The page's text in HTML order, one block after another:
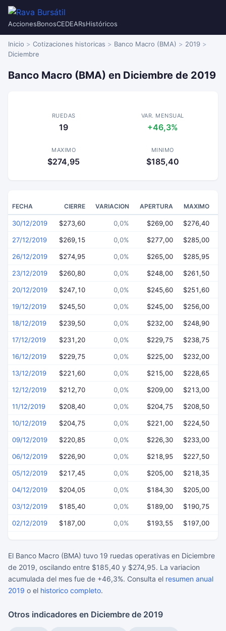
AccionesBonosCEDEARsHistóricos
Inicio Cotizaciones historicas Banco Macro (BMA)
2019
Diciembre
Banco Macro (BMA) en Diciembre de 2019
RUEDAS
19
VAR. MENSUAL
+46,3%
MAXIMO
$274,95
MINIMO
$185,40
FECHA CIERRE VARIACION APERTURA MAXIMO
30/12/2019 $273,60 0,0% $269,00 $276,40
27/12/2019 $269,15 0,0% $277,00 $285,00
26/12/2019 $274,95 0,0% $265,00 $285,95
23/12/2019 $260,80 0,0% $248,00 $261,50
20/12/2019 $247,10 0,0% $245,60 $251,60
19/12/2019 $245,50 0,0% $245,00 $256,00
18/12/2019 $239,50 0,0% $232,00 $248,90
17/12/2019 $231,20 0,0% $229,75 $238,75
16/12/2019 $229,75 0,0% $225,00 $232,00
13/12/2019 $221,60 0,0% $215,00 $228,65
12/12/2019 $212,70 0,0% $209,00 $213,00
11/12/2019 $208,40 0,0% $204,75 $208,50
10/12/2019 $204,75 0,0% $221,00 $224,50
09/12/2019 $220,85 0,0% $226,30 $233,00
06/12/2019 $226,90 0,0% $218,95 $227,50
05/12/2019 $217,45 0,0% $205,00 $218,35
04/12/2019 $204,05 0,0% $184,30 $205,00
03/12/2019 $185,40 0,0% $189,00 $190,75
02/12/2019 $187,00 0,0% $193,55 $197,00
El Banco Macro (BMA) tuvo 19 ruedas operativas en Diciembre
de 2019, oscilando entre $185,40 y $274,95. La variacion
acumulada del mes fue de +46,3%. Consulta el resumen anual
2019 o el historico completo.
Otros indicadores en Diciembre de 2019